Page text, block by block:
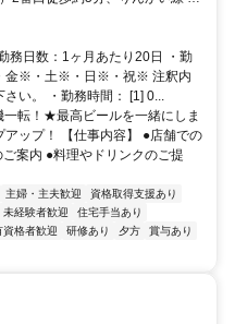
、ゆりかもめ 有明テニスの森
から徒歩6分、東京臨海高速鉄
歩7分
務日数：1ヶ月あたり20日 ・勤
※・土※・日※・祝※ 注釈内
い。 ・勤務時間： [1] 0...
転！★最高ビールを一緒にしま
ップ！ 【仕事内容】 ●店舗での
案内 ●料理やドリンクのご提
主婦・主夫歓迎
資格取得支援あり
未経験者歓迎
住宅手当あり
資格者歓迎 研修あり 夕方
賞与あり